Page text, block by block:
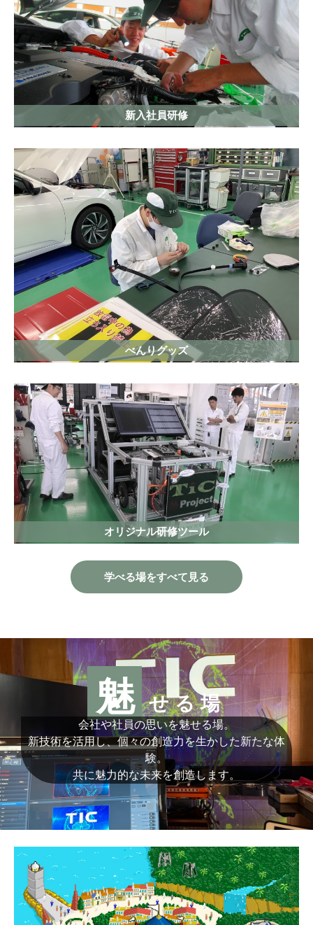
新入社員研修
べんりグッズ
オリジナル研修ツール
学べる場をすべて見る
魅 せる場
会社や社員の思いを魅せる場。
新技術を活用し、個々の創造力を生かした新たな体
験。
共に魅力的な未来を創造します。